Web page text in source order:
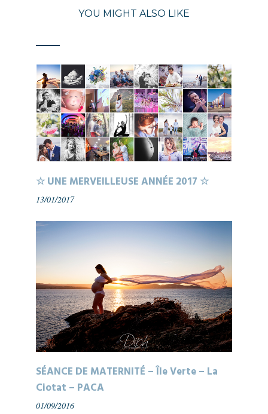
YOU MIGHT ALSO LIKE
☆ UNE MERVEILLEUSE ANNÉE 2017 ☆
13/01/2017
SÉANCE DE MATERNITÉ – Île Verte – La
Ciotat – PACA
01/09/2016